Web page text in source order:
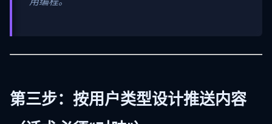
第三步：按用户类型设计推送内容